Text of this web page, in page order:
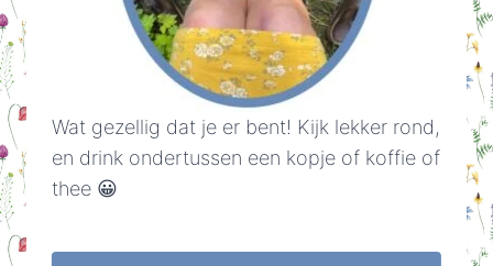
Wat gezellig dat je er bent! Kijk lekker rond,
en drink ondertussen een kopje of koffie of
thee 😀